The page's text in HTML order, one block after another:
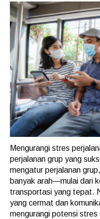
Mengurangi stres
perjalanan grup yang
mengatur perjalanan
banyak arah—mulai dari
transportasi yang tepat.
yang cermat dan
mengurangi potensi